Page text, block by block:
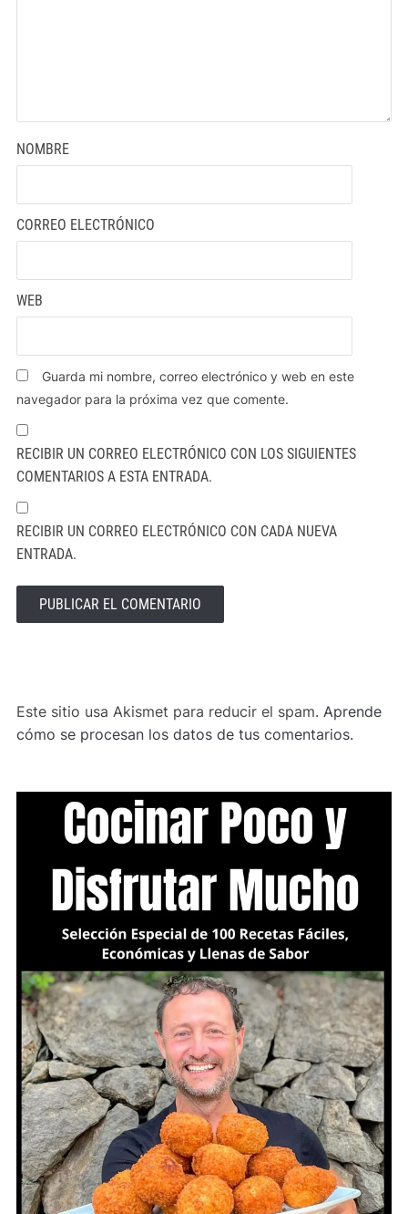
NOMBRE
CORREO ELECTRÓNICO
WEB
Guarda mi nombre, correo electrónico y web en este
navegador para la próxima vez que comente.
RECIBIR UN CORREO ELECTRÓNICO CON LOS SIGUIENTES
COMENTARIOS A ESTA ENTRADA.
RECIBIR UN CORREO ELECTRÓNICO CON CADA NUEVA
ENTRADA.
Este sitio usa Akismet para reducir el spam. Aprende
cómo se procesan los datos de tus comentarios.